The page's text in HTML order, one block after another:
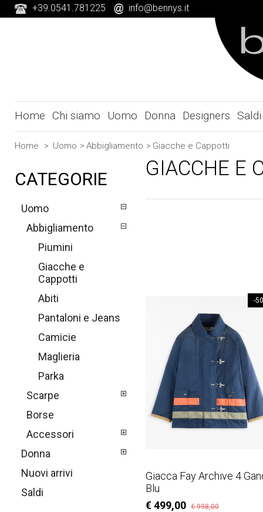
+39.0541.781225 info@bennys.it
Home Chi siamo Uomo Donna Designers Saldi
Home > Uomo > Abbigliamento > Giacche e Cappotti
CATEGORIE
Uomo
Abbigliamento
Piumini
Giacche e
Cappotti
Abiti
Pantaloni e Jeans
Camicie
Maglieria
Parka
Scarpe
Borse
Accessori
Donna
Nuovi arrivi
Saldi
GIACCHE E
Giacca Fay Archive 4
Blu
€ 499,00 € 998,00
-